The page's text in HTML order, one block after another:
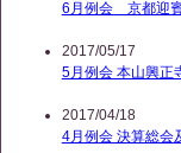
6月例会 京都迎
2017/05/17
5月例会 本山興正
2017/04/18
4月例会 決算総会